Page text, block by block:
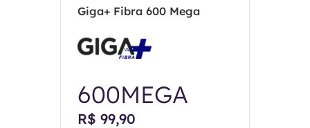
Giga+ Fibra 600 Mega
600MEGA
R$ 99,90